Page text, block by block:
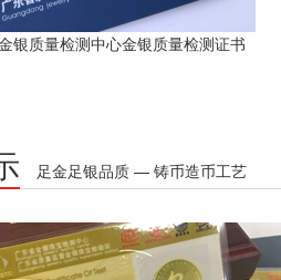
银质量检测中心金银质量检测证书
足金足银品质 — 铸币造币工艺